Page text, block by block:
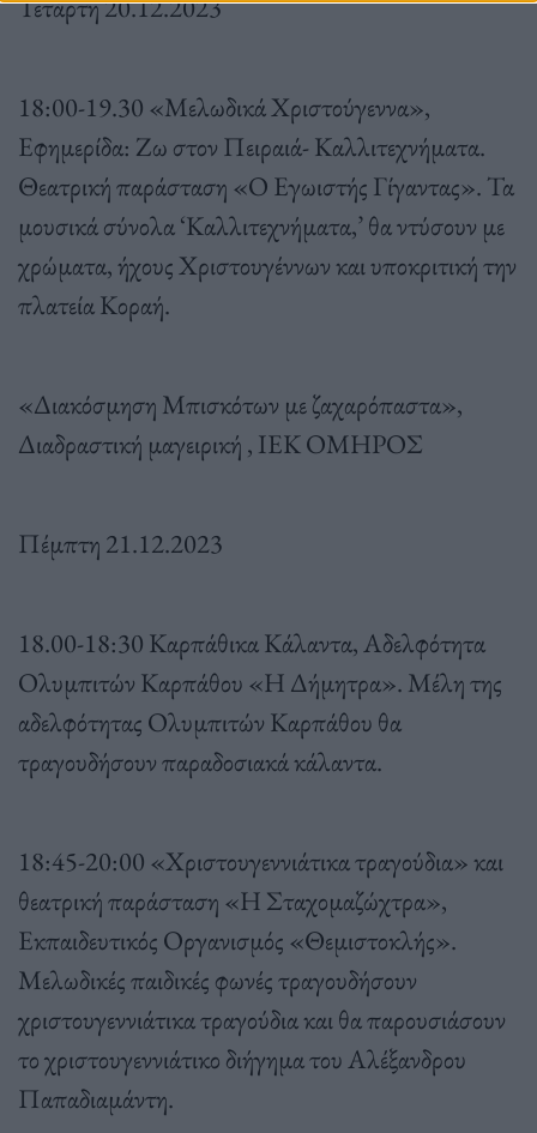
18:00-19.30 «Μελωδικά Χριστούγεννα»,
Εφημερίδα: Ζω στον Πειραιά- Καλλιτεχνήματα.
Θεατρική παράσταση «O Εγωιστής Γίγαντας». Τα
μουσικά σύνολα ‘Καλλιτεχνήματα,’ θα ντύσουν με
χρώματα, ήχους Χριστουγέννων και υποκριτική την
πλατεία Κοραή.
«Διακόσμηση Μπισκότων με ζαχαρόπαστα»,
Διαδραστική μαγειρική , ΙΕΚ ΟΜΗΡΟΣ
Πέμπτη 21.12.2023
18.00-18:30 Καρπάθικα Κάλαντα, Αδελφότητα
Ολυμπιτών Καρπάθου «Η Δήμητρα». Μέλη της
αδελφότητας Ολυμπιτών Καρπάθου θα
τραγουδήσουν παραδοσιακά κάλαντα.
18:45-20:00 «Χριστουγεννιάτικα τραγούδια» και
θεατρική παράσταση «Η Σταχομαζώχτρα»,
Εκπαιδευτικός Οργανισμός «Θεμιστοκλής».
Μελωδικές παιδικές φωνές τραγουδήσουν
χριστουγεννιάτικα τραγούδια και θα παρουσιάσουν
το χριστουγεννιάτικο διήγημα του Αλέξανδρου
Παπαδιαμάντη.